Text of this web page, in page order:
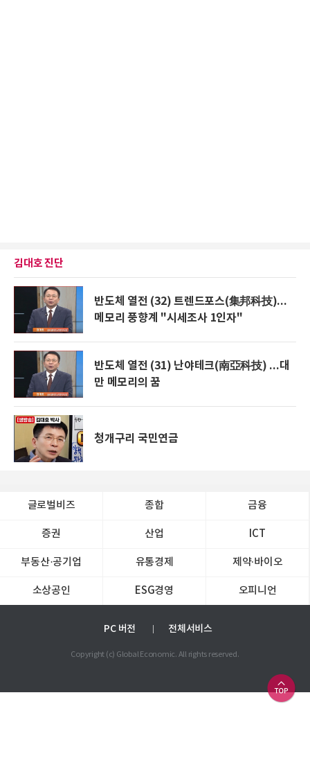
김대호 진단
반도체 열전 (32) 트렌드포스(集邦科技)...
메모리 풍향계 "시세조사 1인자"
반도체 열전 (31) 난야테크(南亞科技) ...대
만 메모리의 꿈
청개구리 국민연금
글로벌비즈 종합 금융
증권 산업 ICT
부동산·공기업 유통경제 제약∙바이오
소상공인 ESG경영 오피니언
PC 버전 전체서비스
Copyright (c) Global Economic. All rights reserved.